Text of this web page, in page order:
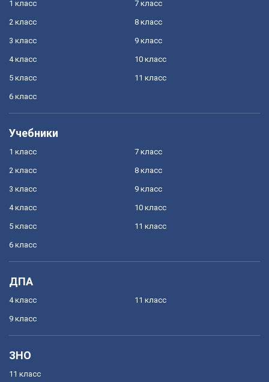
1 класс
2 класс
3 класс
4 класс
5 класс
6 класс
7 класс
8 класс
9 класс
10 класс
11 класс
Учебники
1 класс
2 класс
3 класс
4 класс
5 класс
6 класс
7 класс
8 класс
9 класс
10 класс
11 класс
ДПА
4 класс
9 класс
11 класс
ЗНО
11 класс